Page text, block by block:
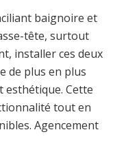
baignoire et
tête, surtout
installer ces deux
de plus en plus
esthétique. Cette
tout en
Agencement